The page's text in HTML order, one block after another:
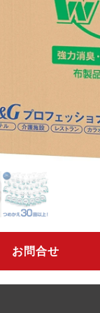
お問合せ